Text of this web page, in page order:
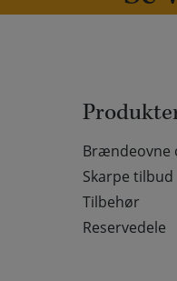
Brændeovne
Skarpe tilbud
Tilbehør
Reservedele